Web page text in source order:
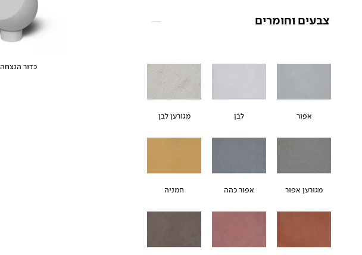
צבעים וחומרים
אפור לבן מגורען לבן
מגורען אפור אפור כהה חמניה
כדור הנצחה 100